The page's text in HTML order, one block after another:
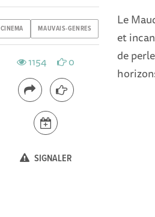
Le
et
de
CINEMA MAUVAIS-GENRES
1154 0
SIGNALER